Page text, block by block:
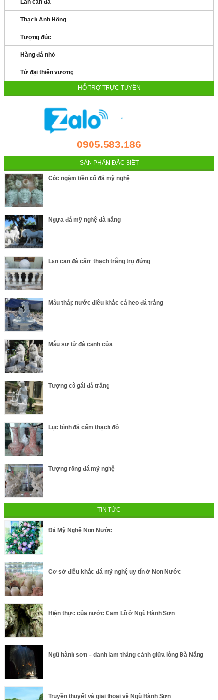
Lan can đá
Thạch Anh Hồng
Tượng đúc
Hàng đá nhỏ
Tứ đại thiên vương
HỖ TRỢ TRỰC TUYẾN
0905.583.186
SẢN PHẨM ĐẶC BIỆT
Cóc ngậm tiền cổ đá mỹ nghệ
Ngựa đá mỹ nghệ đà nẵng
Lan can đá cẩm thạch trắng trụ đứng
Mẫu tháp nước điêu khắc cá heo đá trắng
Mẫu sư tử đá canh cửa
Tượng cô gái đá trắng
Lục bình đá cẩm thạch đỏ
Tượng rồng đá mỹ nghệ
TIN TỨC
Đá Mỹ Nghệ Non Nước
Cơ sở điêu khắc đá mỹ nghệ uy tín ở Non Nước
Hiện thực của nước Cam Lồ ở Ngũ Hành Sơn
Ngũ hành sơn – danh lam thắng cảnh giữa lòng Đà Nẵng
Truyền thuyết và giai thoại về Ngũ Hành Sơn